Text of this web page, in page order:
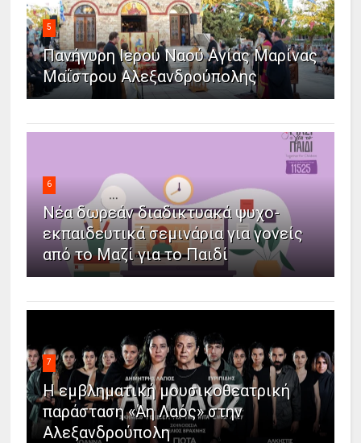
5
Πανήγυρη Ιερού Ναού Αγίας Μαρίνας
Μαΐστρου Αλεξανδρούπολης
6
Νέα δωρεάν διαδικτυακά ψυχο-
εκπαιδευτικά σεμινάρια για γονείς
από το Μαζί για το Παιδί
7
Η εμβληματική μουσικοθεατρική
παράσταση «Άη Λαός» στην
Αλεξανδρούπολη